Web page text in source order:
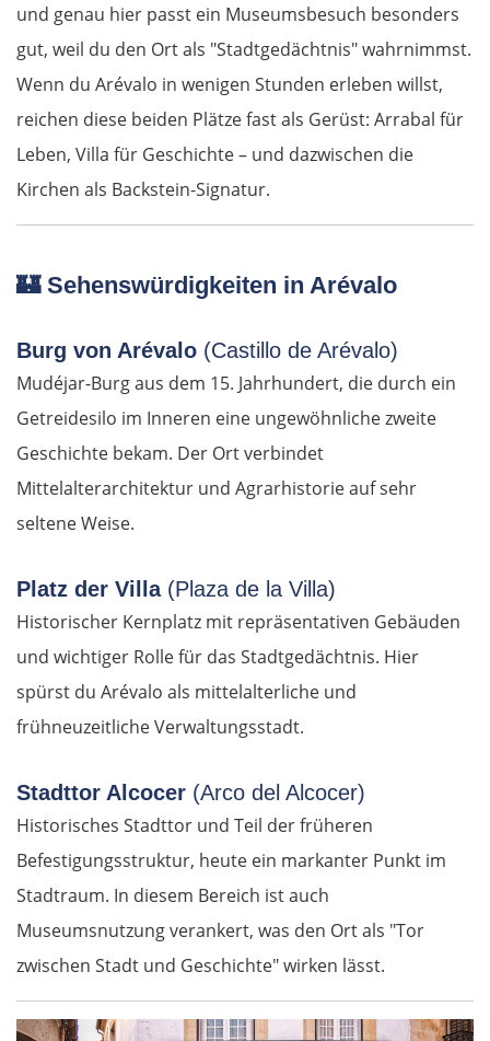
und genau hier passt ein Museumsbesuch besonders
gut, weil du den Ort als "Stadtgedächtnis" wahrnimmst.
Wenn du Arévalo in wenigen Stunden erleben willst,
reichen diese beiden Plätze fast als Gerüst: Arrabal für
Leben, Villa für Geschichte – und dazwischen die
Kirchen als Backstein-Signatur.
🏰Sehenswürdigkeiten in Arévalo
Burg von Arévalo (Castillo de Arévalo)
Mudéjar-Burg aus dem 15. Jahrhundert, die durch ein
Getreidesilo im Inneren eine ungewöhnliche zweite
Geschichte bekam. Der Ort verbindet
Mittelalterarchitektur und Agrarhistorie auf sehr
seltene Weise.
Platz der Villa(Plaza de la Villa)
Historischer Kernplatz mit repräsentativen Gebäuden
und wichtiger Rolle für das Stadtgedächtnis. Hier
spürst du Arévalo als mittelalterliche und
frühneuzeitliche Verwaltungsstadt.
Stadttor Alcocer (Arco del Alcocer)
Historisches Stadttor und Teil der früheren
Befestigungsstruktur, heute ein markanter Punkt im
Stadtraum. In diesem Bereich ist auch
Museumsnutzung verankert, was den Ort als "Tor
zwischen Stadt und Geschichte" wirken lässt.